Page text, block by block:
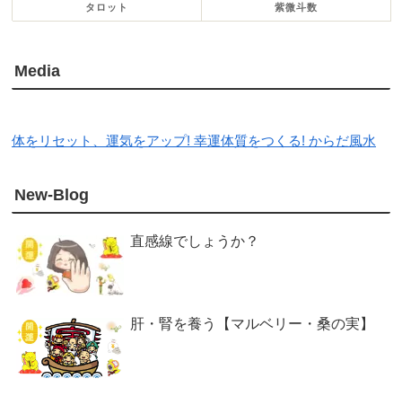
タロット 紫微斗数
Media
体をリセット、運気をアップ! 幸運体質をつくる! からだ風水
New-Blog
直感線でしょうか？
肝・腎を養う【マルベリー・桑の実】